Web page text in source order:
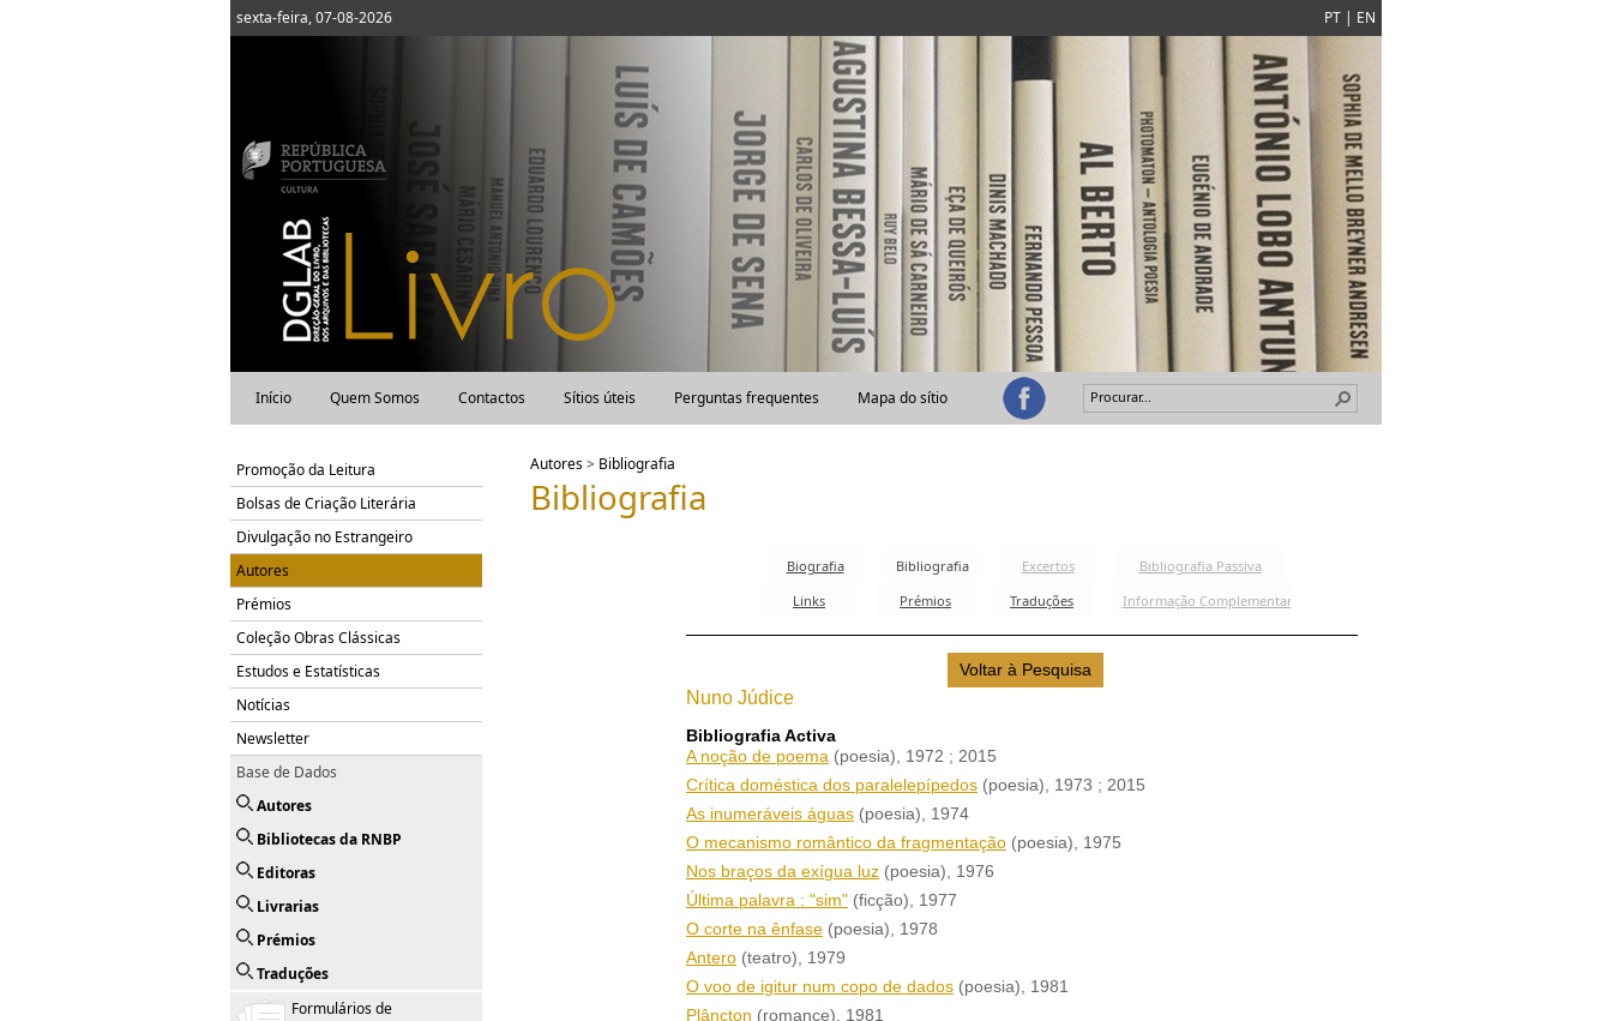
sexta-feira, 07-08-2026 PT | EN
Início Quem Somos Contactos Sítios úteis Perguntas frequentes Mapa do sítio
Promoção da Leitura
Bolsas de Criação Literária
Divulgação no Estrangeiro
Autores
Prémios
Coleção Obras Clássicas
Estudos e Estatísticas
Notícias
Newsletter
Base de Dados
Autores
Bibliotecas da RNBP
Editoras
Livrarias
Prémios
Traduções
Formulários de
Autores> Bibliografia
Bibliografia
Nuno Júdice
Bibliografia Activa
A noção de poema (poesia), 1972 ; 2015
Crítica doméstica dos paralelepípedos (poesia), 1973 ; 2015
As inumeráveis águas (poesia), 1974
O mecanismo romântico da fragmentação (poesia), 1975
Nos braços da exígua luz (poesia), 1976
Última palavra : "sim" (ficção), 1977
O corte na ênfase (poesia), 1978
Antero (teatro), 1979
O voo de igitur num copo de dados (poesia), 1981
Plâncton (romance), 1981